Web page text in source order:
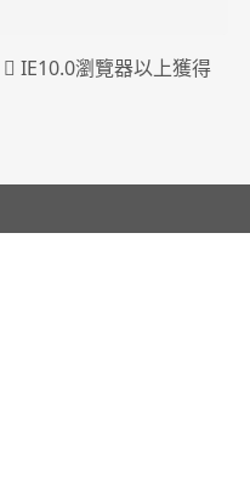
IE10.0瀏覽器以上獲得